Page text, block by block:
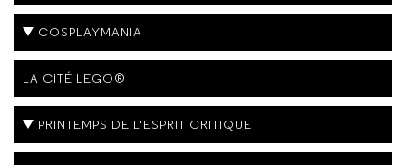
COSPLAYMANIA
LA CITÉ LEGO®
PRINTEMPS DE L'ESPRIT CRITIQUE